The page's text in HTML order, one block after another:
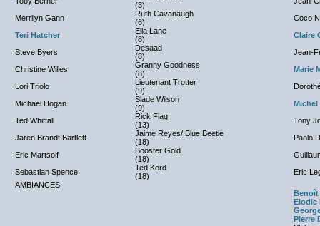
(3)
Merrilyn Gann
Ruth Cavanaugh
(6)
Coco
Teri Hatcher
Ella Lane
(8)
Claire
Steve Byers
Desaad
(8)
Jean-
Christine Willes
Granny Goodness
(8)
Marie
Lori Triolo
Lieutenant Trotter
(9)
Michael Hogan
Slade Wilson
(9)
Michel
Ted Whittall
Rick Flag
(13)
Tony
Jaren Brandt Bartlett
Jaime Reyes/ Blue Beetle
(18)
Paolo
Eric Martsolf
Booster Gold
(18)
Sebastian Spence
Ted Kord
(18)
Eric
AMBIANCES
Benoît
Elodie
Pierre